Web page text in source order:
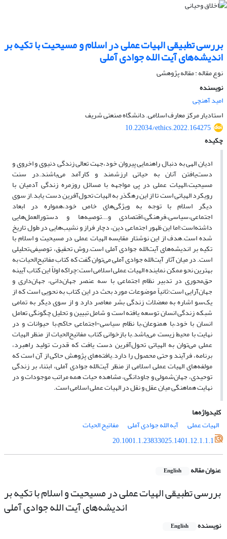
بررسی تطبیقی الهیات عملی در اسلام و مسیحیت با تکیه بر
اندیشه‌های آیت الله جوادی آملی
نوع مقاله : مقاله پژوهشی
نویسنده
امید آهنچی
استادیار مرکز معارف اسلامی. دانشگاه صنعتی شریف
10.22034/ethics.2022.164275
چکیده
ادیان الهی به دنبال راهنمایی پیروان خود،جهت تعالی زندگی دنیوی و اخروی و
دست‌یافتن آنان به حیاتی ارزشمند و کارآمد می‌باشند.در سنت
مسیحیت،الهیات عملی در پی مواجهه با مسائل روزمره زندگی آدمیان با
رویکرد الهیاتی است تا از این رهگذر به الهیات تحول‌آفرین دست یابد.از سوی
دیگر اسلام با توجه به ویژگی‌های خاص خود،همواره در ابعاد
اجتماعی،سیاسی،فرهنگی،اقتصادی و...توصیه‌ها و دستورالعمل‌هایی
داشته‌است؛اما این ظهور اجتماعی دین، دچار فراز و نشیب‌هایی در طول تاریخ
شده است.هدف از این نوشتار مقایسه الهیات عملی در مسیحیت و اسلام با
تکیه بر اندیشه‌های آیت‌الله جوادی آملی است.روش تحقیق، توصیفی–تحلیلی
است. در میان آثار آیت‌الله جوادی آملی می‌توان گفت که کتاب مفاتیح‌الحیات به
بهترین نحو ممکن نماینده الهیات عملی اسلامی است؛چراکه اولاً این کتاب آیینه
حق‌محوری در تدبیر نظام اجتماعی با سه عنصر جهان‌دانی، جهان‌داری و
جهان‌آرایی است؛ثانیاً موضوعات مورد بحث در این کتاب به نحویی است که از
یک‌سو اشاره به معضلات زندگی بشر معاصر دارد و از سوی دیگر به تمامی
شبکه زندگی انسان توسعه یافته است و شامل تبیین و تحلیل چگونگی تعامل
انسان با خود،با همنوعان،با نظام سیاسی-اجتماعی حاکم،با حیوانات و در
نهایت با محیط زیست می‌باشد.با بازخوانی کتاب مفاتیح‌الحیات از منظر الهیات
عملی می‌توان به الهیاتی تحول‌آفرین دست یافت که قدرت تولید راهبرد،
برنامه، فرآیند و حتی محصول را دارد.یافته‌های پژوهش حاکی از آن است که
مولفه‌های الهیات عملی اسلامی از منظر آیت‌الله جوادی آملی، ابتناء بر زندگی
توحیدی، جهان‌شمولی و جاودانگی، مشاهده حیات همه مراتب موجودات و در
نهایت هماهنگی میان عقل و نقل در الهیات عملی اسلامی است.
کلیدواژه‌ها
الهیات عملی
آیه الله جوادی آملی
مفاتیح الحیات
20.1001.1.23833025.1401.12.1.1.1
عنوان مقاله English
بررسی تطبیقی الهیات عملی در مسیحیت و اسلام با تکیه بر
اندیشه‌های آیت الله جوادی آملی
نویسنده English